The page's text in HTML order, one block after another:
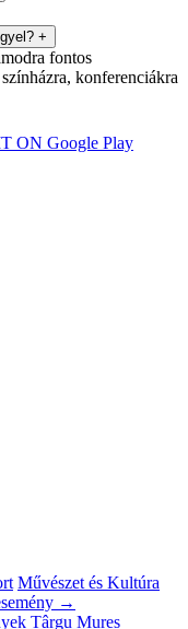
+
fontos
konferenciákra
ON Google Play
Művészet és Kultúra
→
Târgu Mureș